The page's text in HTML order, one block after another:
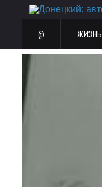
@ ЖИЗНЬ